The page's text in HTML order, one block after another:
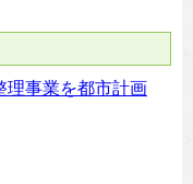
理事業を都市計画